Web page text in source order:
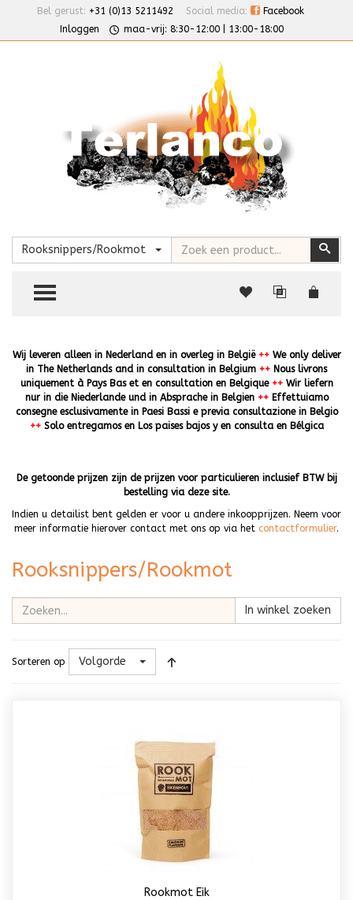
Bel gerust: +31 (0)13 5211492 Social media:
Facebook
Inloggen
maa-vrij: 8:30-12:00 | 13:00-18:00
Rooksnippers/Rookmot Zoeken
TOGGLE MENU
Wij leveren alleen in Nederland en in overleg in België ++We only deliver
in The Netherlands and in consultation in Belgium ++ Nous livrons
uniquement à Pays Bas et en consultation en Belgique ++Wir liefern
nur in die Niederlande und in Absprache in Belgien ++Effettuiamo
consegne esclusivamente in Paesi Bassi e previa consultazione in Belgio
++Solo entregamos en Los paises bajos y en consulta en Bélgica
De getoonde prijzen zijn de prijzen voor particulieren inclusief BTW bij
bestelling via deze site.
Indien u detailist bent gelden er voor u andere inkoopprijzen. Neem voor
meer informatie hierover contact met ons op via het contactformulier.
Rooksnippers/Rookmot
In winkel zoeken
Sorteren op Volgorde
Rookmot Eik